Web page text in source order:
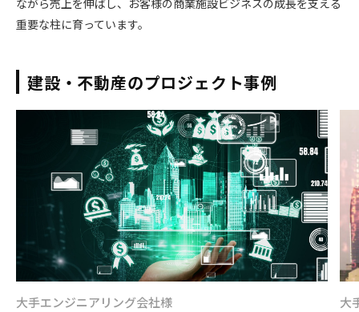
ながら売上を伸ばし、お客様の商業施設ビジネスの成長を支える
重要な柱に育っています。
建設・不動産のプロジェクト事例
大手エンジニアリング会社様 大